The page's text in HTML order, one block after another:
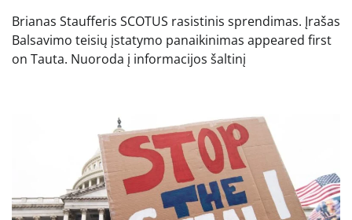
Brianas Staufferis SCOTUS rasistinis sprendimas. Įrašas
Balsavimo teisių įstatymo panaikinimas appeared first
on Tauta. Nuoroda į informacijos šaltinį